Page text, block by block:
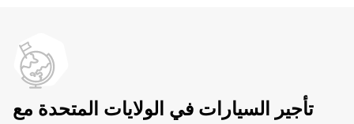
تأجير السيارات في الولايات المتحدة مع